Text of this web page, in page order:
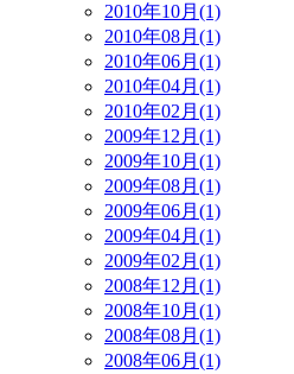
2010年10月(1)
2010年08月(1)
2010年06月(1)
2010年04月(1)
2010年02月(1)
2009年12月(1)
2009年10月(1)
2009年08月(1)
2009年06月(1)
2009年04月(1)
2009年02月(1)
2008年12月(1)
2008年10月(1)
2008年08月(1)
2008年06月(1)